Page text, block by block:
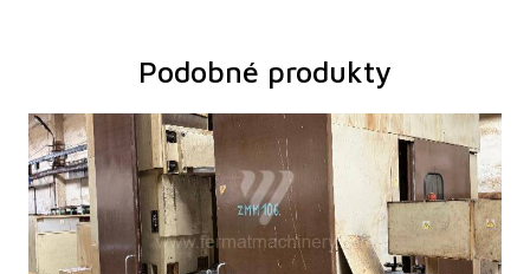
Podobné produkty
Rok výroby:
Řídící systém
ne
Max. průměr obrobku
1500 mm
Modul
2/34 -
Hmotnost stroje
4000 kg
Výkon hlavního elektromotoru24 kW
Rozměry d x š x v
7950x4540x3650 mm